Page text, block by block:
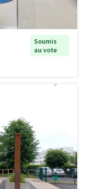
Soumis
au vote